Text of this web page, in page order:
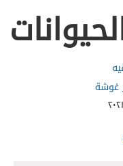
غوشة